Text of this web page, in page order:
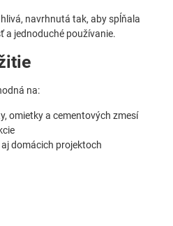
navrhnutá tak, aby spĺňala
a jednoduché používanie.
na:
omietky a cementových zmesí
domácich projektoch